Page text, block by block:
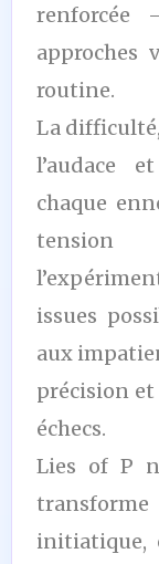
approches
routine.
La
l’audace
chaque
tension
issues
aux
précision et
échecs.
Lies of P
initiatique,